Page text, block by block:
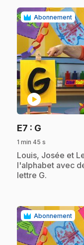
Abonnement
play_circle
E7 : G
1 min 45 s
.Louis, Josée et
l'alphabet avec
lettre G.
Abonnement